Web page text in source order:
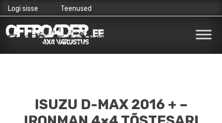
to
Logi sisse Teenused
ISUZU D-MAX 2016 + –